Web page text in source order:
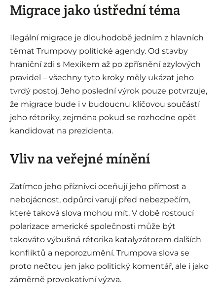
Migrace jako ústřední téma
Ilegální migrace je dlouhodobě jedním z hlavních
témat Trumpovy politické agendy. Od stavby
hraniční zdi s Mexikem až po zpřísnění azylových
pravidel – všechny tyto kroky měly ukázat jeho
tvrdý postoj. Jeho poslední výrok pouze potvrzuje,
že migrace bude i v budoucnu klíčovou součástí
jeho rétoriky, zejména pokud se rozhodne opět
kandidovat na prezidenta.
Vliv na veřejné mínění
Zatímco jeho příznivci oceňují jeho přímost a
nebojácnost, odpůrci varují před nebezpečím,
které taková slova mohou mít. V době rostoucí
polarizace americké společnosti může být
takováto výbušná rétorika katalyzátorem dalších
konfliktů a neporozumění. Trumpova slova se
proto nečtou jen jako politický komentář, ale i jako
záměrně provokativní výzva.